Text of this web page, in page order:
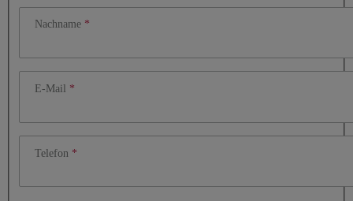
Nachname
E-Mail
Telefon